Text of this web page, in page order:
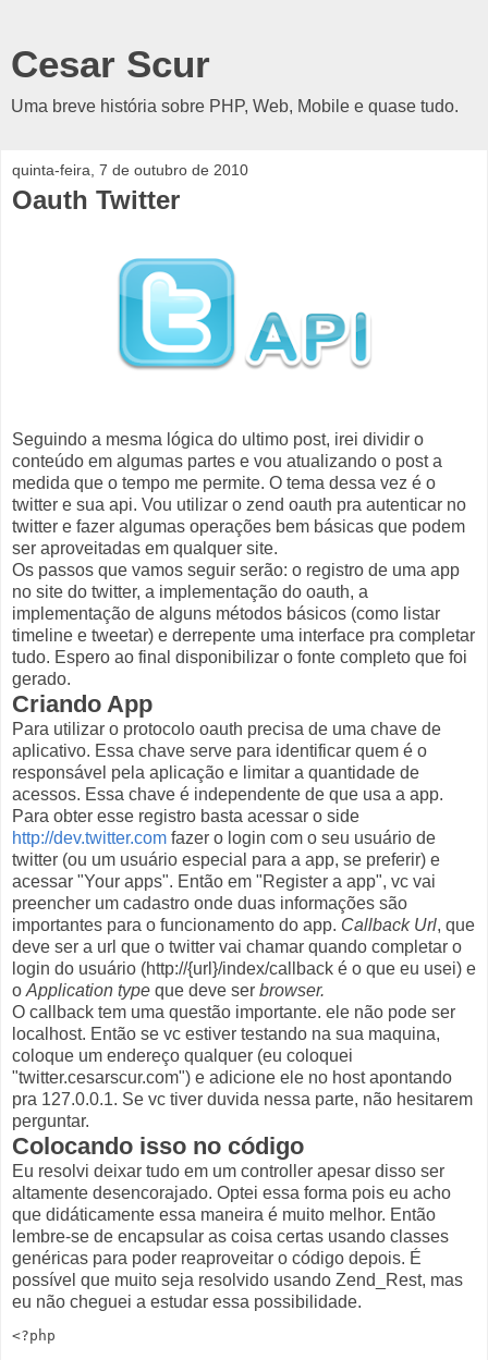
Cesar Scur
Uma breve história sobre PHP, Web, Mobile e quase tudo.
quinta-feira, 7 de outubro de 2010
Oauth Twitter
Seguindo a mesma lógica do ultimo post, irei dividir o
conteúdo em algumas partes e vou atualizando o post a
medida que o tempo me permite. O tema dessa vez é o
twitter e sua api. Vou utilizar o zend oauth pra autenticar no
twitter e fazer algumas operações bem básicas que podem
ser aproveitadas em qualquer site.
Os passos que vamos seguir serão: o registro de uma app
no site do twitter, a implementação do oauth, a
implementação de alguns métodos básicos (como listar
timeline e tweetar) e derrepente uma interface pra completar
tudo. Espero ao final disponibilizar o fonte completo que foi
gerado.
Criando App
Para utilizar o protocolo oauth precisa de uma chave de
aplicativo. Essa chave serve para identificar quem é o
responsável pela aplicação e limitar a quantidade de
acessos. Essa chave é independente de que usa a app.
Para obter esse registro basta acessar o side
http://dev.twitter.com fazer o login com o seu usuário de
twitter (ou um usuário especial para a app, se preferir) e
acessar "Your apps". Então em "Register a app", vc vai
preencher um cadastro onde duas informações são
importantes para o funcionamento do app. Callback Url, que
deve ser a url que o twitter vai chamar quando completar o
login do usuário (http://{url}/index/callback é o que eu usei) e
o Application type que deve ser browser.
O callback tem uma questão importante. ele não pode ser
localhost. Então se vc estiver testando na sua maquina,
coloque um endereço qualquer (eu coloquei
"twitter.cesarscur.com") e adicione ele no host apontando
pra 127.0.0.1. Se vc tiver duvida nessa parte, não hesitarem
perguntar.
Colocando isso no código
Eu resolvi deixar tudo em um controller apesar disso ser
altamente desencorajado. Optei essa forma pois eu acho
que didáticamente essa maneira é muito melhor. Então
lembre-se de encapsular as coisa certas usando classes
genéricas para poder reaproveitar o código depois. É
possível que muito seja resolvido usando Zend_Rest, mas
eu não cheguei a estudar essa possibilidade.
<?php